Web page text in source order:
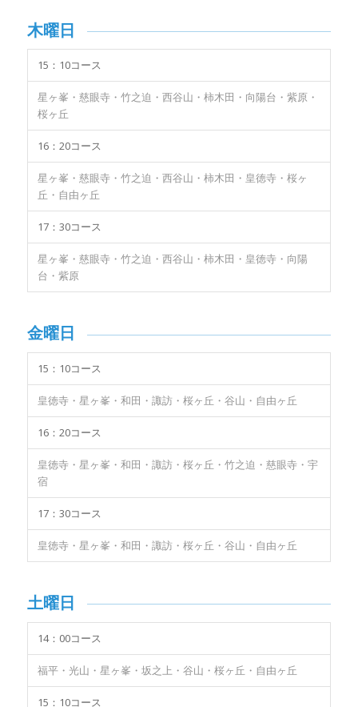
木曜日
15：10コース
星ヶ峯・慈眼寺・竹之迫・西谷山・柿木田・向陽台・紫原・
桜ヶ丘
16：20コース
星ヶ峯・慈眼寺・竹之迫・西谷山・柿木田・皇徳寺・桜ヶ
丘・自由ヶ丘
17：30コース
星ヶ峯・慈眼寺・竹之迫・西谷山・柿木田・皇徳寺・向陽
台・紫原
金曜日
15：10コース
皇徳寺・星ヶ峯・和田・諏訪・桜ヶ丘・谷山・自由ヶ丘
16：20コース
皇徳寺・星ヶ峯・和田・諏訪・桜ヶ丘・竹之迫・慈眼寺・宇
宿
17：30コース
皇徳寺・星ヶ峯・和田・諏訪・桜ヶ丘・谷山・自由ヶ丘
土曜日
14：00コース
福平・光山・星ヶ峯・坂之上・谷山・桜ヶ丘・自由ヶ丘
15：10コース